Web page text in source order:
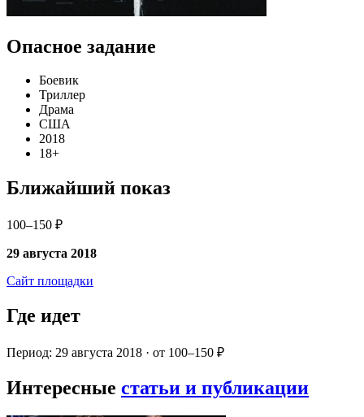
Опасное задание
Боевик
Триллер
Драма
США
2018
18+
Ближайший показ
100–150 ₽
29 августа 2018
Сайт площадки
Где идет
Период: 29 августа 2018 · от 100–150 ₽
Интересные статьи и публикации